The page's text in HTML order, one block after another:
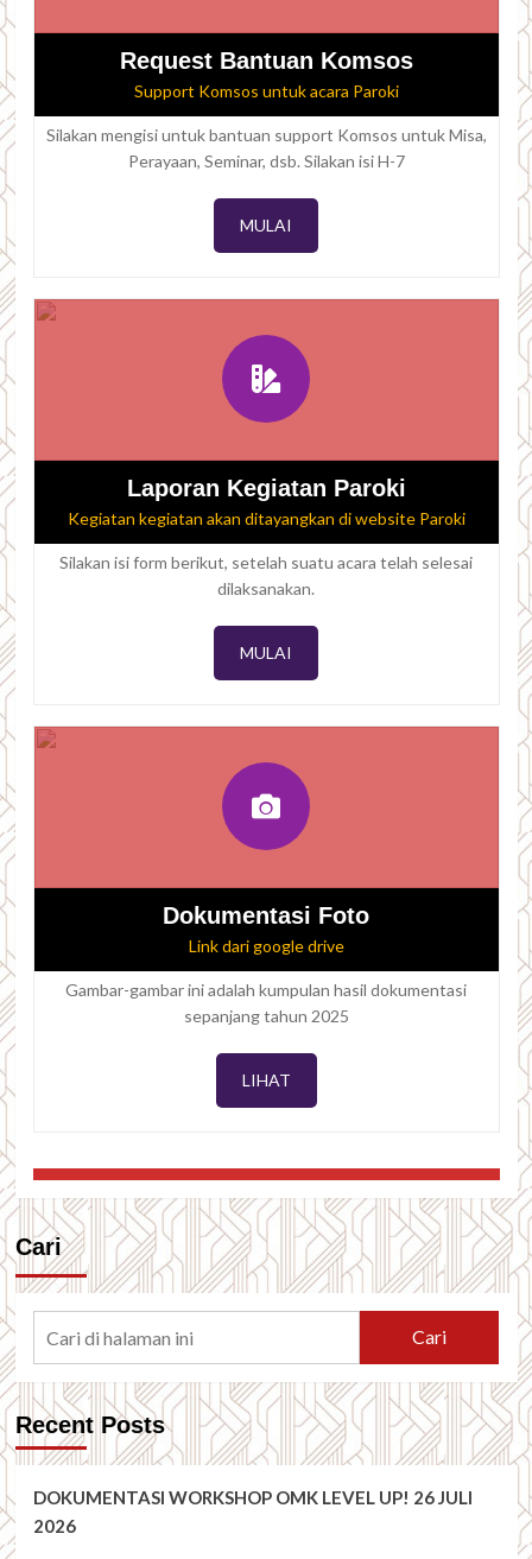
Request Bantuan Komsos
Support Komsos untuk acara Paroki
Silakan mengisi untuk bantuan support Komsos untuk Misa,
Perayaan, Seminar, dsb. Silakan isi H-7
MULAI
Laporan Kegiatan Paroki
Kegiatan kegiatan akan ditayangkan di website Paroki
Silakan isi form berikut, setelah suatu acara telah selesai
dilaksanakan.
MULAI
Dokumentasi Foto
Link dari google drive
Gambar-gambar ini adalah kumpulan hasil dokumentasi
sepanjang tahun 2025
LIHAT
Cari
Cari
Recent Posts
DOKUMENTASI WORKSHOP OMK LEVEL UP! 26 JULI
2026